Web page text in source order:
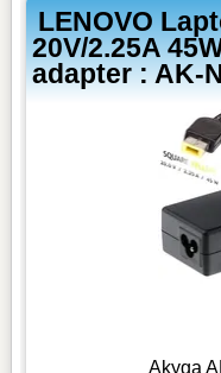
LENOVO
20V/2.25A
adapter : AK-
Akyga